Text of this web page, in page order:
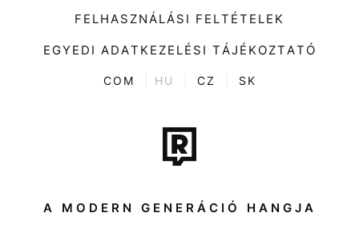
Divat
Kultúra
ENTR
Tech-Tudomány
Sport
Társadalom
FELHASZNÁLÁSI FELTÉTELEK
EGYEDI ADATKEZELÉSI TÁJÉKOZTATÓ
COM HU CZ SK
A MODERN GENERÁCIÓ HANGJA